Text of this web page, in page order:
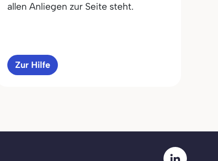
allen Anliegen zur Seite steht.
Zur Hilfe